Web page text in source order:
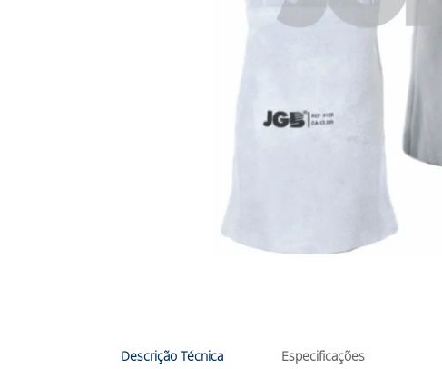
Descrição Técnica Especificações